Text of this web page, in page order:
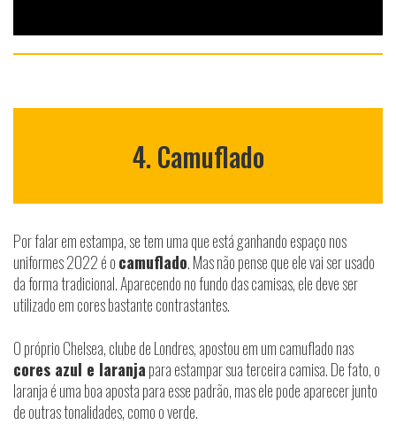
4. Camuflado
Por falar em estampa, se tem uma que está ganhando espaço nos
uniformes 2022 é ocamuflado. Mas não pense que ele vai ser usado
da forma tradicional. Aparecendo no fundo das camisas, ele deve ser
utilizado em cores bastante contrastantes.
O próprio Chelsea, clube de Londres, apostou em um camuflado nas
cores azul e laranjapara estampar sua terceira camisa. De fato, o
laranja é uma boa aposta para esse padrão, mas ele pode aparecer junto
de outras tonalidades, como o verde.